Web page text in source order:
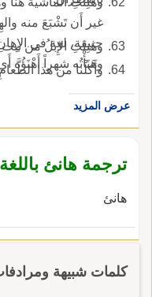
غير أَن تَشْبَعَ منه
حنيفة، لغة في
وهَنَأْتُه شهراً أَهْنَؤُه
وهَنِئَتِ الإِبلُ من
وأَكلْنا من هذا
عرض المزيد
ترجمة هانئ باللغة
هانئ
كلمات شبيهة